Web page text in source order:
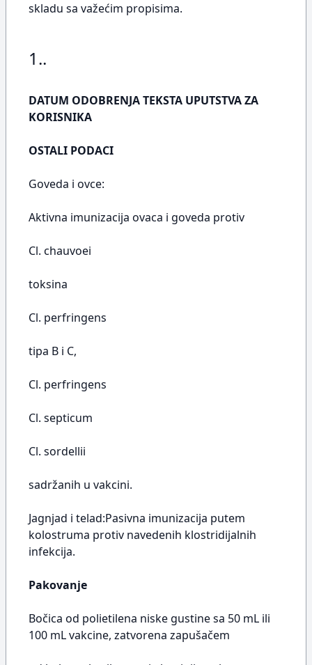
skladu sa važećim propisima.
1..
DATUM ODOBRENJA TEKSTA UPUTSTVA ZA
KORISNIKA
OSTALI PODACI
Goveda i ovce:
Aktivna imunizacija ovaca i goveda protiv
Cl. chauvoei
toksina
Cl. perfringens
tipa B i C,
Cl. perfringens
Cl. septicum
Cl. sordellii
sadržanih u vakcini.
Jagnjad i telad:Pasivna imunizacija putem
kolostruma protiv navedenih klostridijalnih
infekcija.
Pakovanje
Bočica od polietilena niske gustine sa 50 mL ili
100 mL vakcine, zatvorena zapušačem